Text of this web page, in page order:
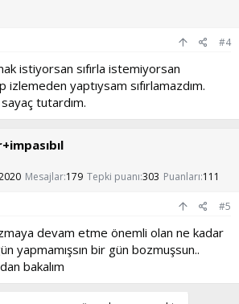
#4
istiyorsan sıfırla istemiyorsan
izlemeden yaptıysam sıfırlamazdım.
tutardım.
Mesajlar 179 Tepki puanı 303 Puanları 111
#5
devam etme önemli olan ne kadar
yapmamışsın bir gün bozmuşsun..
bakalım